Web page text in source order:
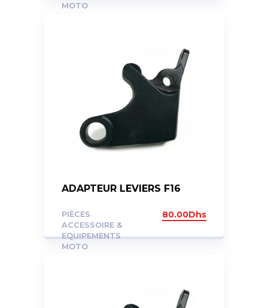
MOTO
ADAPTEUR LEVIERS F16
PIÈCES
ACCESSOIRE &
EQUIPEMENTS
MOTO
80.00Dhs